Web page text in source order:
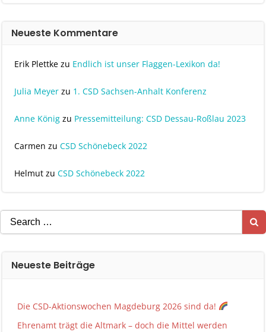
Neueste Kommentare
Erik Plettke zu Endlich ist unser Flaggen-Lexikon da!
Julia Meyer zu 1. CSD Sachsen-Anhalt Konferenz
Anne König zu Pressemitteilung: CSD Dessau-Roßlau 2023
Carmen zu CSD Schönebeck 2022
Helmut zu CSD Schönebeck 2022
Search
for:
Neueste Beiträge
Die CSD-Aktionswochen Magdeburg 2026 sind da!
Ehrenamt trägt die Altmark – doch die Mittel werden